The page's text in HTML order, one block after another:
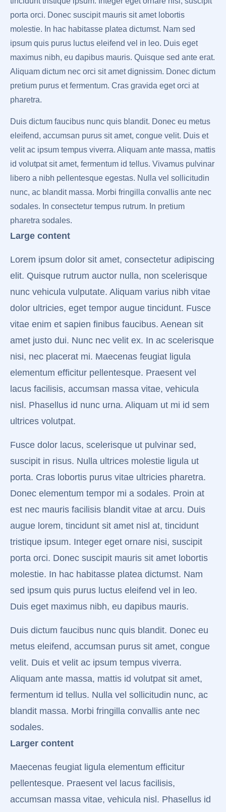
porta orci. Donec suscipit mauris sit amet lobortis
molestie. In hac habitasse platea dictumst. Nam sed
ipsum quis purus luctus eleifend vel in leo. Duis eget
maximus nibh, eu dapibus mauris. Quisque sed ante erat.
Aliquam dictum nec orci sit amet dignissim. Donec dictum
pretium purus et fermentum. Cras gravida eget orci at
pharetra.
Duis dictum faucibus nunc quis blandit. Donec eu metus
eleifend, accumsan purus sit amet, congue velit. Duis et
velit ac ipsum tempus viverra. Aliquam ante massa, mattis
id volutpat sit amet, fermentum id tellus. Vivamus pulvinar
libero a nibh pellentesque egestas. Nulla vel sollicitudin
nunc, ac blandit massa. Morbi fringilla convallis ante nec
sodales. In consectetur tempus rutrum. In pretium
pharetra sodales.
Large content
Lorem ipsum dolor sit amet, consectetur adipiscing
elit. Quisque rutrum auctor nulla, non scelerisque
nunc vehicula vulputate. Aliquam varius nibh vitae
dolor ultricies, eget tempor augue tincidunt. Fusce
vitae enim et sapien finibus faucibus. Aenean sit
amet justo dui. Nunc nec velit ex. In ac scelerisque
nisi, nec placerat mi. Maecenas feugiat ligula
elementum efficitur pellentesque. Praesent vel
lacus facilisis, accumsan massa vitae, vehicula
nisl. Phasellus id nunc urna. Aliquam ut mi id sem
ultrices volutpat.
Fusce dolor lacus, scelerisque ut pulvinar sed,
suscipit in risus. Nulla ultrices molestie ligula ut
porta. Cras lobortis purus vitae ultricies pharetra.
Donec elementum tempor mi a sodales. Proin at
est nec mauris facilisis blandit vitae at arcu. Duis
augue lorem, tincidunt sit amet nisl at, tincidunt
tristique ipsum. Integer eget ornare nisi, suscipit
porta orci. Donec suscipit mauris sit amet lobortis
molestie. In hac habitasse platea dictumst. Nam
sed ipsum quis purus luctus eleifend vel in leo.
Duis eget maximus nibh, eu dapibus mauris.
Duis dictum faucibus nunc quis blandit. Donec eu
metus eleifend, accumsan purus sit amet, congue
velit. Duis et velit ac ipsum tempus viverra.
Aliquam ante massa, mattis id volutpat sit amet,
fermentum id tellus. Nulla vel sollicitudin nunc, ac
blandit massa. Morbi fringilla convallis ante nec
sodales.
Larger content
Maecenas feugiat ligula elementum efficitur
pellentesque. Praesent vel lacus facilisis,
accumsan massa vitae, vehicula nisl. Phasellus id